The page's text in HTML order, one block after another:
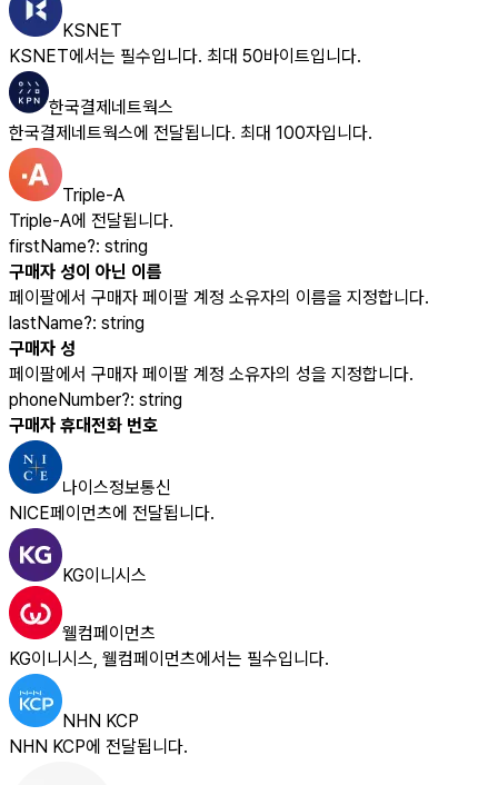
KSNET
KSNET에서는 필수입니다. 최대 50바이트입니다.
한국결제네트웍스
한국결제네트웍스에 전달됩니다. 최대 100자입니다.
Triple-A
Triple-A에 전달됩니다.
firstName?: string
구매자 성이 아닌 이름
페이팔에서 구매자 페이팔 계정 소유자의 이름을 지정합니다.
lastName?: string
구매자 성
페이팔에서 구매자 페이팔 계정 소유자의 성을 지정합니다.
phoneNumber?: string
구매자 휴대전화 번호
나이스정보통신
NICE페이먼츠에 전달됩니다.
KG이니시스
웰컴페이먼츠
KG이니시스, 웰컴페이먼츠에서는 필수입니다.
NHN KCP
NHN KCP에 전달됩니다.